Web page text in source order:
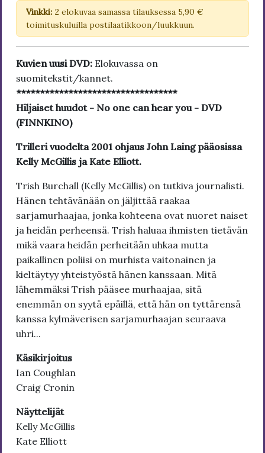
Vinkki: 2 elokuvaa samassa tilauksessa 5,90 €
toimituskuluilla postilaatikkoon/luukkuun.
Kuvien uusi DVD: Elokuvassa on
suomitekstit/kannet.
**********************************
Hiljaiset huudot - No one can hear you - DVD
(FINNKINO)
Trilleri vuodelta 2001 ohjaus John Laing pääosissa
Kelly McGillis ja Kate Elliott.
Trish Burchall (Kelly McGillis) on tutkiva journalisti.
Hänen tehtävänään on jäljittää raakaa
sarjamurhaajaa, jonka kohteena ovat nuoret naiset
ja heidän perheensä. Trish haluaa ihmisten tietävän
mikä vaara heidän perheitään uhkaa mutta
paikallinen poliisi on murhista vaitonainen ja
kieltäytyy yhteistyöstä hänen kanssaan. Mitä
lähemmäksi Trish pääsee murhaajaa, sitä
enemmän on syytä epäillä, että hän on tyttärensä
kanssa kylmäverisen sarjamurhaajan seuraava
uhri...
Käsikirjoitus
Ian Coughlan
Craig Cronin
Näyttelijät
Kelly McGillis
Kate Elliott